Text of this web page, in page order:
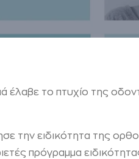
έλαβε το πτυχίο της
την ειδικότητα της
πρόγραμμα